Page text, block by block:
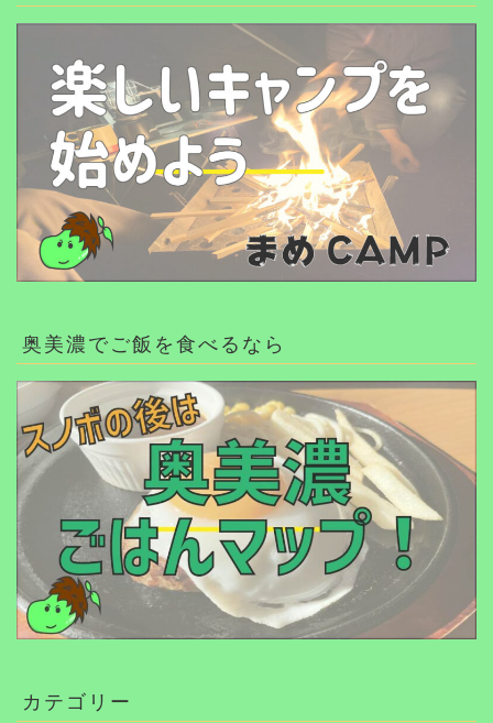
奥美濃でご飯を食べるなら
カテゴリー